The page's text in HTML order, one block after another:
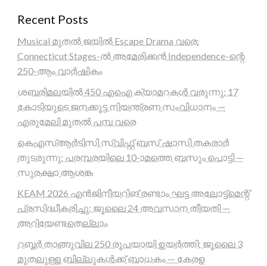
Recent Posts
Musical മുതൽ ജയിൽ Escape Drama വരെ:
Connecticut Stages-ൽ അമേരിക്കൻ Independence-ന്റെ
250-ആം വാർഷികം
ശബരിമലയിൽ 450 എഐ ക്യാമറകൾ വരുന്നു; 17
കോടിയുടെ ജനക്കൂട്ട നിയന്ത്രണ സംവിധാനം —
എരുമേലി മുതൽ പമ്പ വരെ
കെഎസ്ആർടിസി സ്വിഫ്റ്റ് ബസ് ഷാസി തകരാർ
തുടരുന്നു; പരമ്പരയിലെ 10-ാമത്തെ ബസും പൊട്ടി —
സുരക്ഷാ ആശങ്ക
KEAM 2026 എൻജിനീയറിങ് രണ്ടാം ഘട്ട അലോട്ട്മെന്റ്
പ്രസിദ്ധീകരിച്ചു; ജൂലൈ 24 അവസാന തീയതി —
അറിയേണ്ടതെല്ലാം
റബ്ബർ താങ്ങുവില 250 രൂപയായി ഉയർത്തി; ജൂലൈ 3
മുതലുള്ള ബില്ലുകൾക്ക് ബാധകം — കേരള